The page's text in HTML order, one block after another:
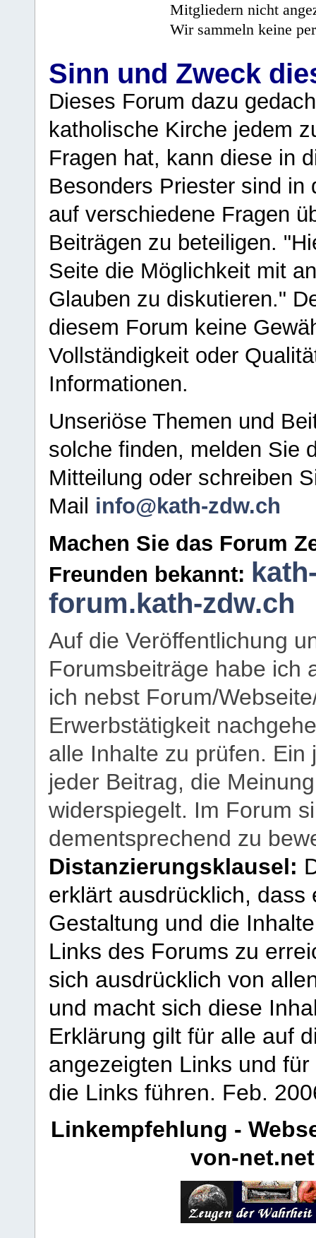
Mitgliedern nicht
Wir sammeln keine
Sinn und Zweck
Dieses Forum dazu
katholische Kirche jedem
Fragen hat, kann diese in
Besonders Priester sind in
auf verschiedene Fragen
Beiträgen zu beteiligen.
Seite die Möglichkeit mit
Glauben zu diskutieren."
diesem Forum keine
Vollständigkeit oder
Informationen.
Unseriöse Themen und
solche finden, melden Sie
Mitteilung oder schreiben
Mail info@kath-zdw.ch
Machen Sie das Forum
Freunden bekannt:
forum.kath-zdw.ch
Auf die Veröffentlichung
Forumsbeiträge habe ich
ich nebst Forum/
Erwerbstätigkeit
alle Inhalte zu prüfen.
jeder Beitrag, die
widerspiegelt. Im Forum
dementsprechend zu
Distanzierungsklausel:
erklärt ausdrücklich,
Gestaltung und die
Links des Forums zu
sich ausdrücklich von
und macht sich diese
Erklärung gilt für alle auf
angezeigten Links und
die Links führen. Feb.
Linkempfehlung -
von-net.net